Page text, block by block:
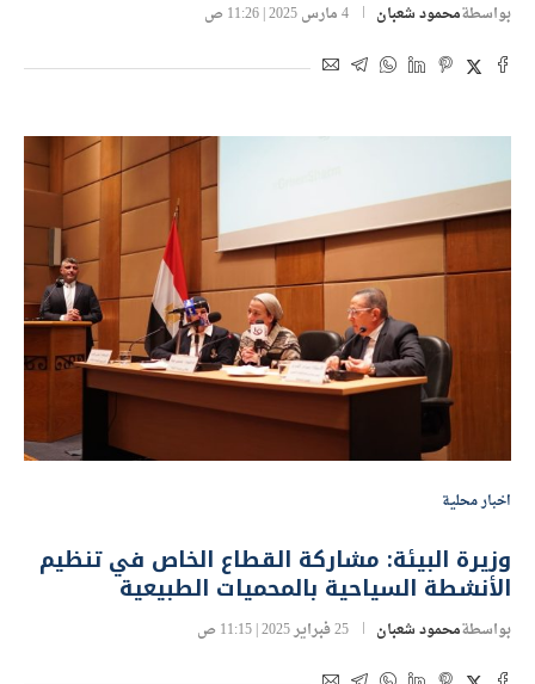
بواسطةمحمود شعبان 4 مارس 2025 | 11:26 ص
اخبار محلية
وزيرة البيئة: مشاركة القطاع الخاص في تنظيم
الأنشطة السياحية بالمحميات الطبيعية
بواسطةمحمود شعبان 25 فبراير 2025 | 11:15 ص